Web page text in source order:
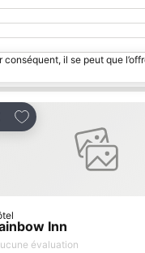
il se peut que
Ajouter à mes favoris
Inn
évaluation